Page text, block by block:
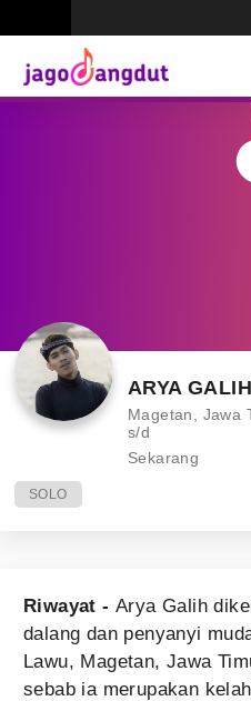
ARYA GALIH
Magetan, Jawa
s/d
Sekarang
SOLO
Riwayat - Arya Galih
dalang dan penyanyi
Lawu, Magetan, Jawa
sebab ia merupakan